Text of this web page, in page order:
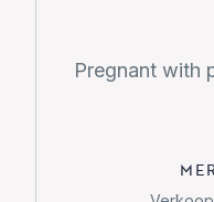
Pregnant with